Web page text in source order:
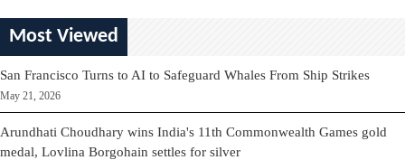
Most Viewed
San Francisco Turns to AI to Safeguard Whales From Ship Strikes
May 21, 2026
Arundhati Choudhary wins India's 11th Commonwealth Games gold
medal, Lovlina Borgohain settles for silver